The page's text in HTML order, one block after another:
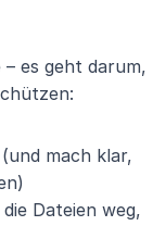
es geht darum,
mach klar,
Dateien weg,